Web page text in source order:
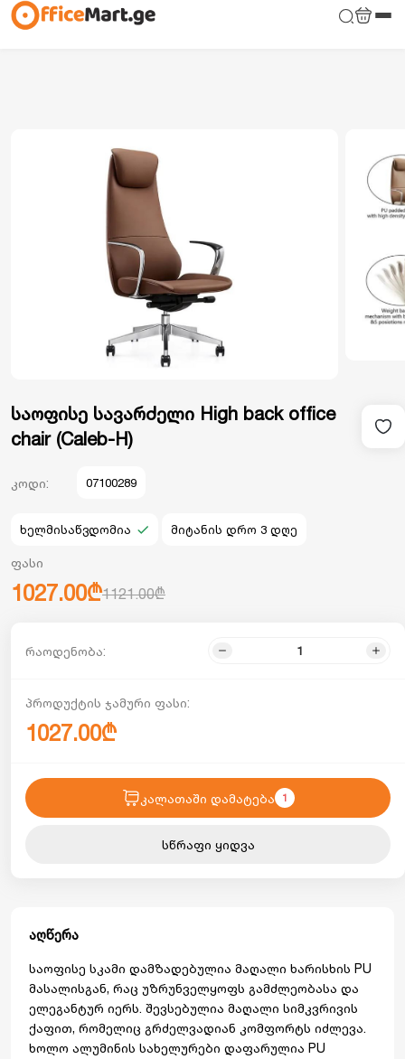
საოფისე სავარძელი High back office
chair (Caleb-H)
კოდი: 07100289
ხელმისაწვდომია მიტანის დრო 3 დღე
ფასი
1027.00₾1121.00₾
რაოდენობა:
პროდუქტის ჯამური ფასი:
1027.00₾
კალათაში დამატება 1
სწრაფი ყიდვა
აღწერა
საოფისე სკამი დამზადებულია მაღალი ხარისხის PU
მასალისგან, რაც უზრუნველყოფს გამძლეობასა და
ელეგანტურ იერს. შევსებულია მაღალი სიმკვრივის
ქაფით, რომელიც გრძელვადიან კომფორტს იძლევა.
ხოლო ალუმინის სახელურები დაფარულია PU